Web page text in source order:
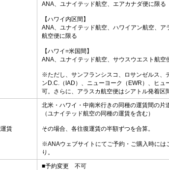
ANA、ユナイテッド航空、エアカナダ便に限る
【ハワイ内区間】
ANA、ユナイテッド航空、ハワイアン航空、ア
航空便に限る
【ハワイ=米国間】
ANA、ユナイテッド航空、サウスウエスト航空
※ただし、サンフランシスコ、ロサンゼルス、
ンD.C.（IAD）、ニューヨーク（EWR）、ヒュ
可。さらに、アラスカ航空便はシアトル発着区
賃
北米・ハワイ・中南米行きの同種の運賃間の片
（ユナイテッド航空の同種の運賃を含む）
その場合、各往復運賃の半額ずつを合算。
※ANAウェブサイトにてご予約・ご購入時には
り。
■予約変更 不可